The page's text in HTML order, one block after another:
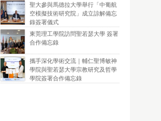
聖大參與馬德拉大學舉行「中葡航
空模擬技術研究院」成立諒解備忘
錄簽署儀式
東莞理工學院訪問聖若瑟大學 簽署
合作備忘錄
攜手深化學術交流｜輔仁聖博敏神
學院與聖若瑟大學宗教研究及哲學
學院簽署合作備忘錄